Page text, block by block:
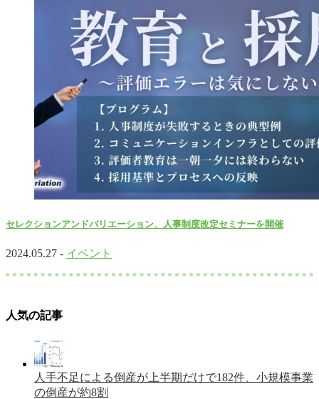
セレクションアンドバリエーション、人事制度改定セミナーを開催
2024.05.27 - イベント
人気の記事
人手不足による倒産が上半期だけで182件、小規模事業
の倒産が約8割